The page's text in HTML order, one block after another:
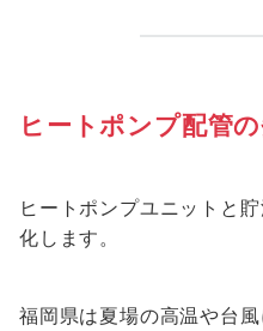
ヒートポンプ配管
ヒートポンプユニットと
化します。
福岡県は夏場の高温や台